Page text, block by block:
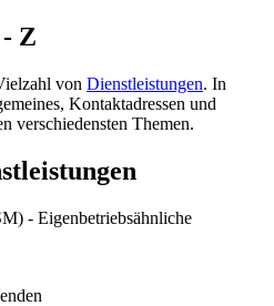
Z
von Dienstleistungen. In
Kontaktadressen und
verschiedensten Themen.
- Eigenbetriebsähnliche